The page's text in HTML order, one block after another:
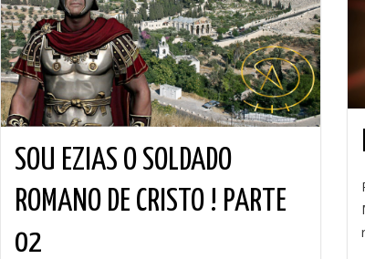
SOU EZIAS O SOLDADO
ROMANO DE CRISTO ! PARTE
02